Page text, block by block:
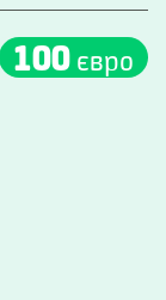
100 євро